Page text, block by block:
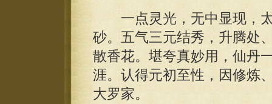
一点灵光，无中显现，太
砂。五气三元结秀，升腾处
散香花。堪夸真妙用，仙丹
涯。认得元初至性，因修炼
大罗家。